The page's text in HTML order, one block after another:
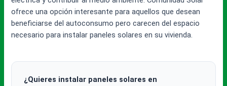
ofrece una opción interesante para aquellos que desean
beneficiarse del autoconsumo pero carecen del espacio
necesario para instalar paneles solares en su vivienda.
¿Quieres instalar paneles solares en